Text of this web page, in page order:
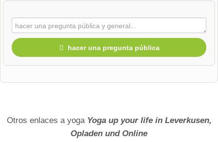
hacer una pregunta pública
Otros enlaces a yoga Yoga up your life in Leverkusen,
Opladen und Online